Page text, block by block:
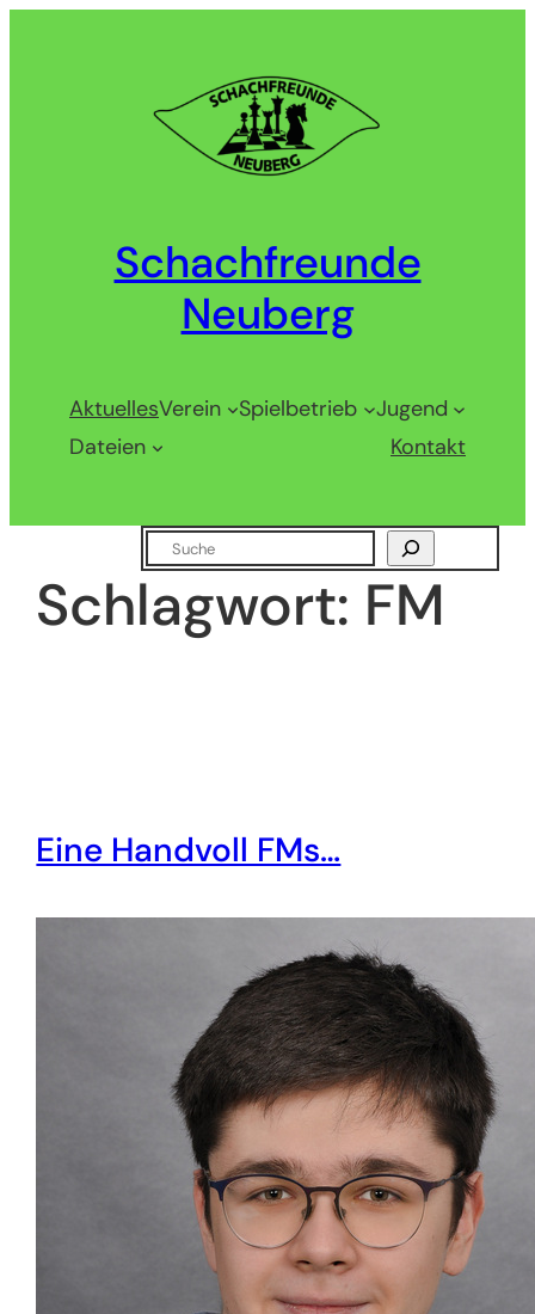
Schachfreunde
Neuberg
AktuellesVerein Spielbetrieb
Jugend
Dateien
Kontakt
Suchen
Schlagwort: FM
Eine Handvoll FMs…